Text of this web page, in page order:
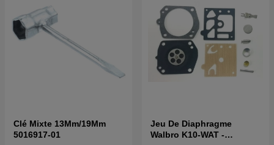
Clé Mixte 13Mm/19Mm
5016917-01
Jeu De Diaphragme
Walbro K10-WAT -